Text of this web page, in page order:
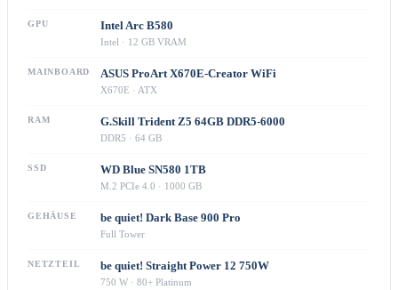
GPU Intel Arc B580
Intel · 12 GB VRAM
MAINBOARD ASUS ProArt X670E-Creator WiFi
X670E · ATX
RAM G.Skill Trident Z5 64GB DDR5-6000
DDR5 · 64 GB
SSD WD Blue SN580 1TB
M.2 PCIe 4.0 · 1000 GB
GEHÄUSE be quiet! Dark Base 900 Pro
Full Tower
NETZTEIL be quiet! Straight Power 12 750W
750 W · 80+ Platinum